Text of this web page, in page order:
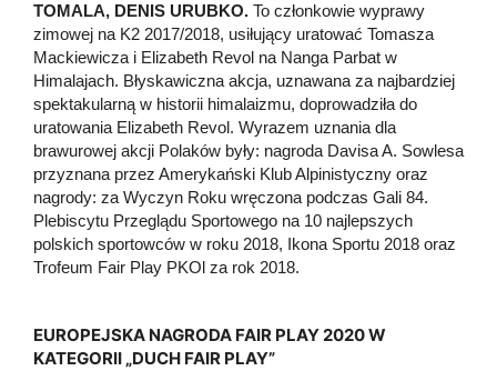
TOMALA, DENIS URUBKO. To członkowie wyprawy
zimowej na K2 2017/2018, usiłujący uratować Tomasza
Mackiewicza i Elizabeth Revol na Nanga Parbat w
Himalajach. Błyskawiczna akcja, uznawana za najbardziej
spektakularną w historii himalaizmu, doprowadziła do
uratowania Elizabeth Revol. Wyrazem uznania dla
brawurowej akcji Polaków były: nagroda Davisa A. Sowlesa
przyznana przez Amerykański Klub Alpinistyczny oraz
nagrody: za Wyczyn Roku wręczona podczas Gali 84.
Plebiscytu Przeglądu Sportowego na 10 najlepszych
polskich sportowców w roku 2018, Ikona Sportu 2018 oraz
Trofeum Fair Play PKOl za rok 2018.
EUROPEJSKA NAGRODA FAIR PLAY 2020 W
KATEGORII „DUCH FAIR PLAY”